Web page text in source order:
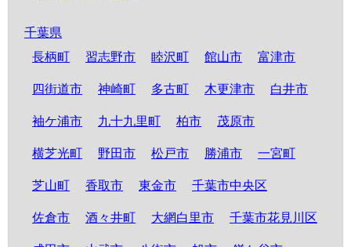
千葉県
長柄町
習志野市 睦沢町 館山市 富津市
四街道市 神崎町 多古町 木更津市 白井市
袖ケ浦市 九十九里町 柏市 茂原市
横芝光町 野田市 松戸市 勝浦市 一宮町
芝山町 香取市 東金市 千葉市中央区
佐倉市 酒々井町 大網白里市 千葉市花見川区